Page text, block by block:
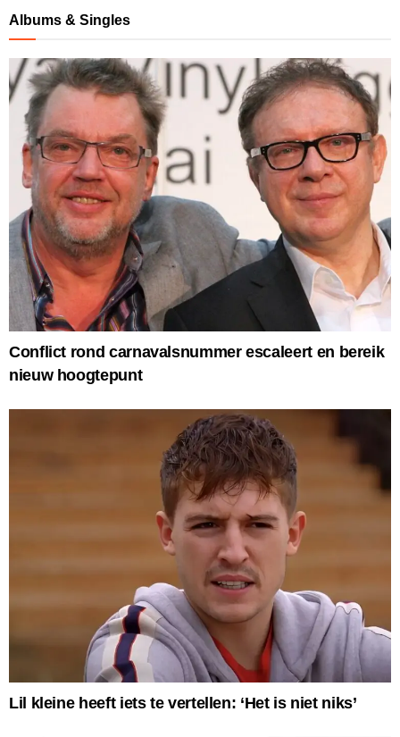
Albums & Singles
Conflict rond carnavalsnummer escaleert en bereik
nieuw hoogtepunt
Lil kleine heeft iets te vertellen: ‘Het is niet niks’